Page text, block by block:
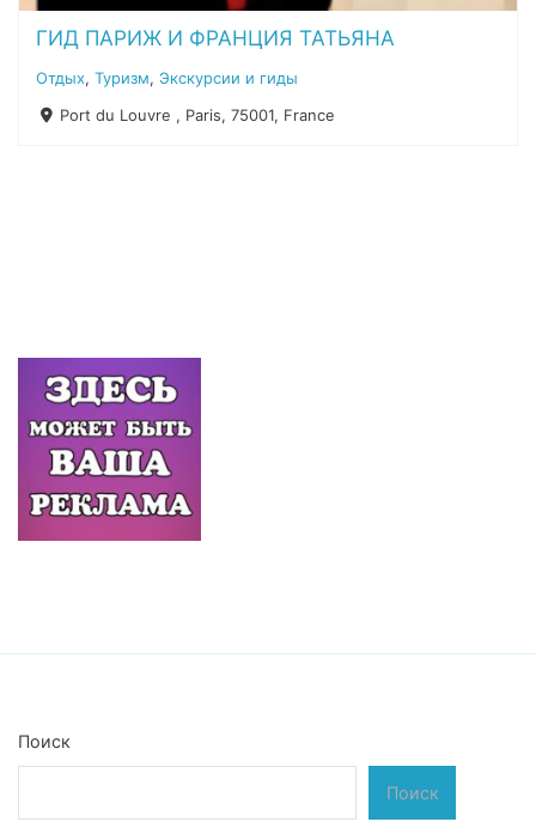
ГИД ПАРИЖ И ФРАНЦИЯ ТАТЬЯНА
Отдых,Туризм,Экскурсии и гиды
Port du Louvre , Paris, 75001, France
Поиск
Поиск